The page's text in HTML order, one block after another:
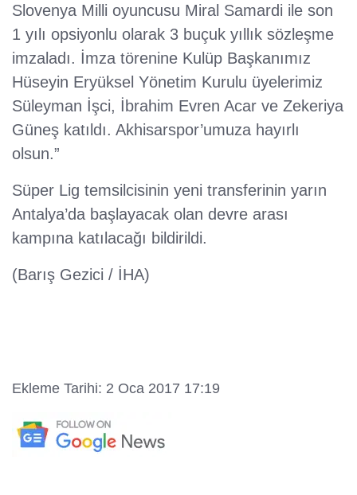
Slovenya Milli oyuncusu Miral Samardi ile son
1 yılı opsiyonlu olarak 3 buçuk yıllık sözleşme
imzaladı. İmza törenine Kulüp Başkanımız
Hüseyin Eryüksel Yönetim Kurulu üyelerimiz
Süleyman İşci, İbrahim Evren Acar ve Zekeriya
Güneş katıldı. Akhisarspor’umuza hayırlı
olsun.”
Süper Lig temsilcisinin yeni transferinin yarın
Antalya’da başlayacak olan devre arası
kampına katılacağı bildirildi.
(Barış Gezici / İHA)
Ekleme Tarihi: 2 Oca 2017 17:19